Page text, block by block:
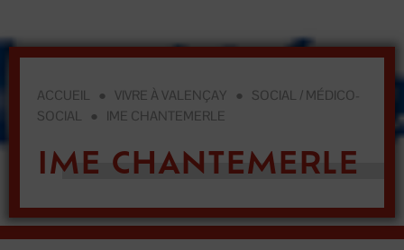
ACCUEIL ● VIVRE À VALENÇAY ● SOCIAL / MÉDICO-
SOCIAL ● IME CHANTEMERLE
IME CHANTEMERLE